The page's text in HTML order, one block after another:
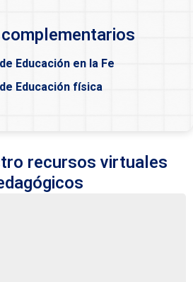
Educación en la Fe
Educación física
recursos virtuales